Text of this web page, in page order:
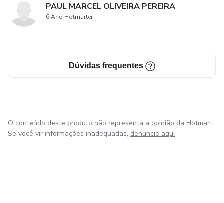
PAUL MARCEL OLIVEIRA PEREIRA
6 Ano Hotmarter
Dúvidas frequentes
O conteúdo deste produto não representa a opinião da Hotmart.
Se você vir informações inadequadas, denuncie aqui